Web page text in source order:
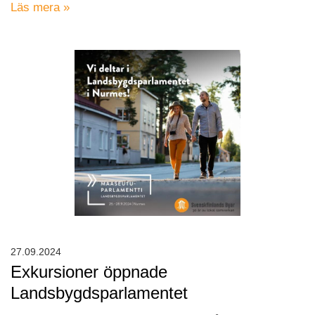
Läs mera »
Exkursioner öppnade
Landsbygdsparlamentet
27.09.2024